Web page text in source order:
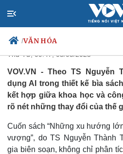
/VĂN HÓA
Chính trị
Đảng
Quốc hội
Nhận diện sự thật
Cuốn sách có bìa
mô phỏng Hà Nội
Thứ Tư, 09:47, 05/03/2025
VOV.VN - Theo TS Nguyễn
dụng AI trong thiết kế bìa
kết hợp giữa khoa học và
rõ nét những thay đổi của thế
Cuốn sách “Những xu hướng
vượng”, do TS Nguyễn Thành
gia biên soạn, không chỉ phân